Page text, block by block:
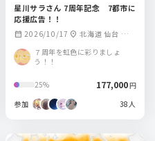
星川サラさん 7周年記念 7都市に
応援広告！！
calendar_month 2026/10/17 location_on 北海道 仙台 東京
名古屋 大阪 広島 福
岡
７周年を虹色に彩りましょ
う！！
25% 177,000円
参加
38人